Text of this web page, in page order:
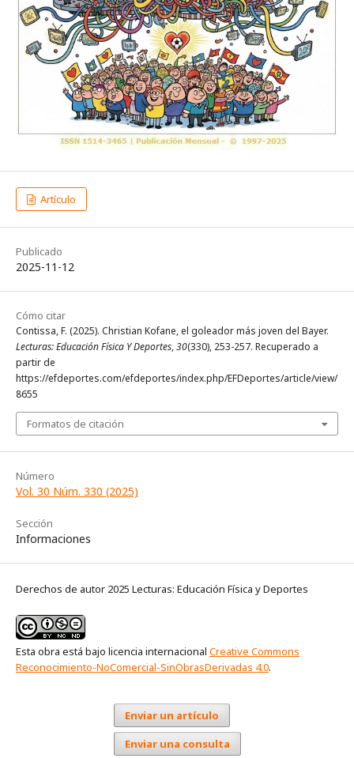
Artículo
Publicado
2025-11-12
Cómo citar
Contissa, F. (2025). Christian Kofane, el goleador más joven del Bayer.
Lecturas: Educación Física Y Deportes,30(330), 253-257. Recuperado a
partir de
https://efdeportes.com/efdeportes/index.php/EFDeportes/article/view/
8655
Formatos de citación
Número
Vol. 30 Núm. 330 (2025)
Sección
Informaciones
Derechos de autor 2025 Lecturas: Educación Física y Deportes
Esta obra está bajo licencia internacional Creative Commons
Reconocimiento-NoComercial-SinObrasDerivadas 4.0.
Enviar un artículo
Enviar una consulta